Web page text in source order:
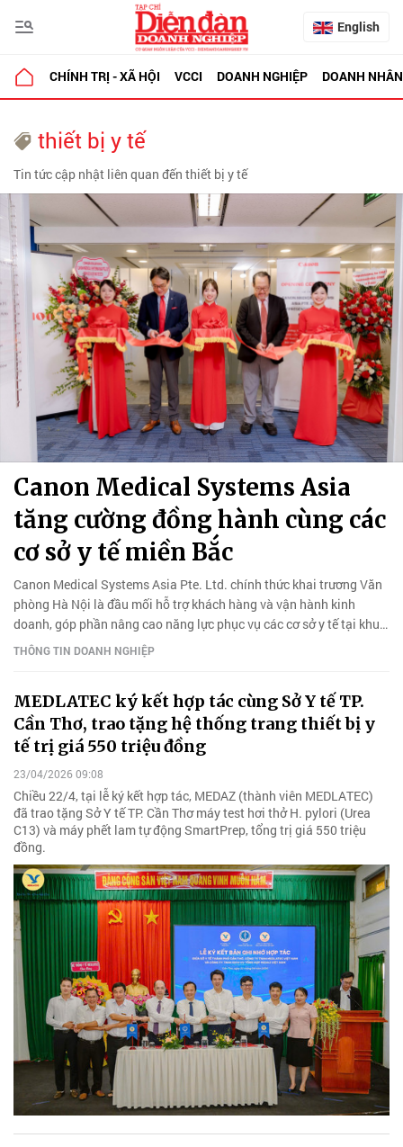
English
CHÍNH TRỊ - XÃ HỘI VCCI DOANH NGHIỆP DOANH NHÂN
thiết bị y tế
Tin tức cập nhật liên quan đến thiết bị y tế
Canon Medical Systems Asia
tăng cường đồng hành cùng các
cơ sở y tế miền Bắc
Canon Medical Systems Asia Pte. Ltd. chính thức khai trương Văn
phòng Hà Nội là đầu mối hỗ trợ khách hàng và vận hành kinh
doanh, góp phần nâng cao năng lực phục vụ các cơ sở y tế tại khu
vực miền Bắc.
THÔNG TIN DOANH NGHIỆP
MEDLATEC ký kết hợp tác cùng Sở Y tế TP.
Cần Thơ, trao tặng hệ thống trang thiết bị y
tế trị giá 550 triệu đồng
23/04/2026 09:08
Chiều 22/4, tại lễ ký kết hợp tác, MEDAZ (thành viên MEDLATEC)
đã trao tặng Sở Y tế TP. Cần Thơ máy test hơi thở H. pylori (Urea
C13) và máy phết lam tự động SmartPrep, tổng trị giá 550 triệu
đồng.